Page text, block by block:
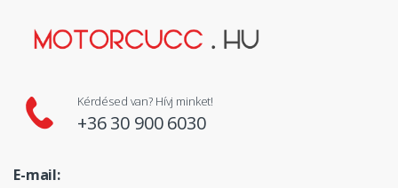
Kérdésed van? Hívj minket!
+36 30 900 6030
E-mail: